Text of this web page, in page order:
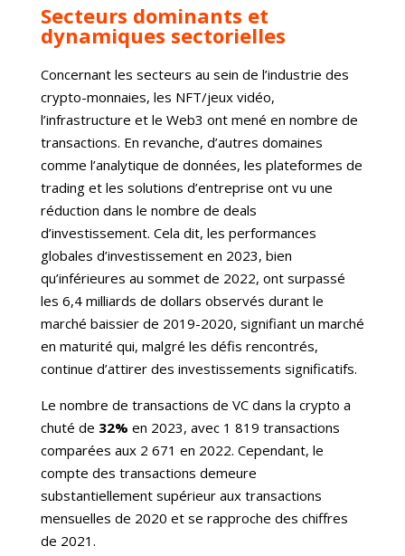
Secteurs dominants et
dynamiques sectorielles
Concernant les secteurs au sein de l’industrie des
crypto-monnaies, les NFT/jeux vidéo,
l’infrastructure et le Web3 ont mené en nombre de
transactions. En revanche, d’autres domaines
comme l’analytique de données, les plateformes de
trading et les solutions d’entreprise ont vu une
réduction dans le nombre de deals
d’investissement. Cela dit, les performances
globales d’investissement en 2023, bien
qu’inférieures au sommet de 2022, ont surpassé
les 6,4 milliards de dollars observés durant le
marché baissier de 2019-2020, signifiant un marché
en maturité qui, malgré les défis rencontrés,
continue d’attirer des investissements significatifs.
Le nombre de transactions de VC dans la crypto a
chuté de 32% en 2023, avec 1 819 transactions
comparées aux 2 671 en 2022. Cependant, le
compte des transactions demeure
substantiellement supérieur aux transactions
mensuelles de 2020 et se rapproche des chiffres
de 2021.